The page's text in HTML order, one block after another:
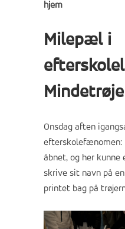
hjem
Milepæl i
Onsdag aften
efterskolefænomen:
åbnet, og her kunne
skrive sit navn på
printet bag på